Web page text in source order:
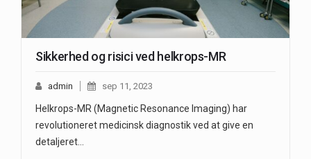
Sikkerhed og risici ved helkrops-MR
admin sep 11, 2023
Helkrops-MR (Magnetic Resonance Imaging) har
revolutioneret medicinsk diagnostik ved at give en
detaljeret…